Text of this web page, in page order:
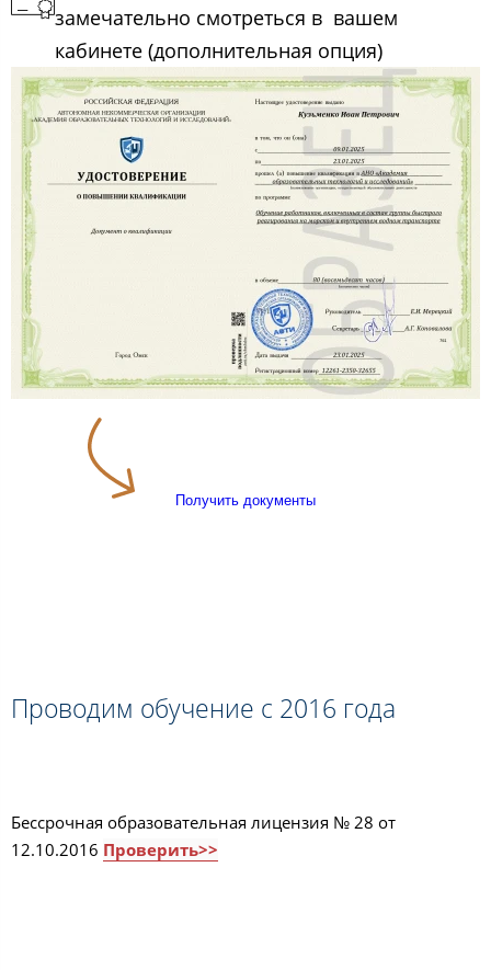
замечательно смотреться в вашем
кабинете (дополнительная опция)
Получить документы
Проводим обучение с 2016 года
Бессрочная образовательная лицензия № 28 от
12.10.2016 Проверить>>